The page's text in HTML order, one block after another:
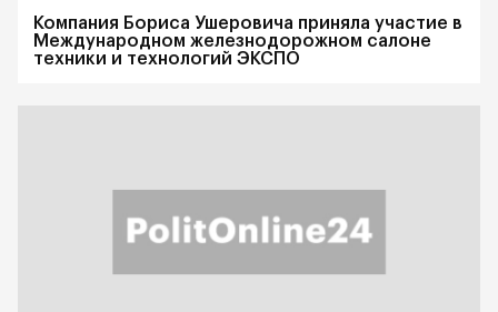
Компания Бориса Ушеровича приняла участие в
Международном железнодорожном салоне
техники и технологий ЭКСПО